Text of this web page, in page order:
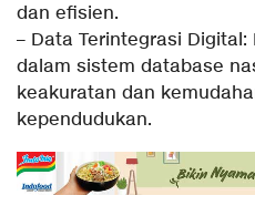
dan efisien.
– Data Terintegrasi
dalam sistem database
keakuratan dan
kependudukan.